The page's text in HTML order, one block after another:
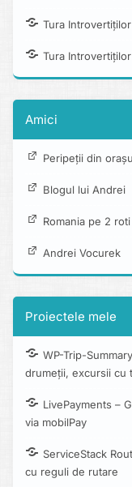
Tura
Tura
Amici
Peripeții din
Blogul lui Andrei
Romania pe 2 roti
Andrei Vocurek
Proiectele mele
WP-Trip-
drumeții, excursii cu
LivePayments –
via mobilPay
ServiceStack
cu reguli de rutare